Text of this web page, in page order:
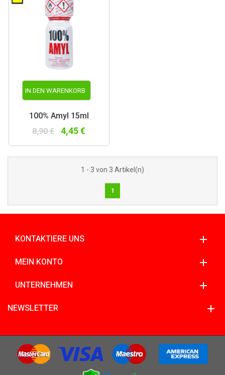
IN DEN WARENKORB
100% Amyl 15ml
8,90 € 4,45 €
1 - 3 von 3 Artikel(n)
1
KONTAKTIERE UNS
MEIN KONTO
UNTERNEHMEN
NEWSLETTER